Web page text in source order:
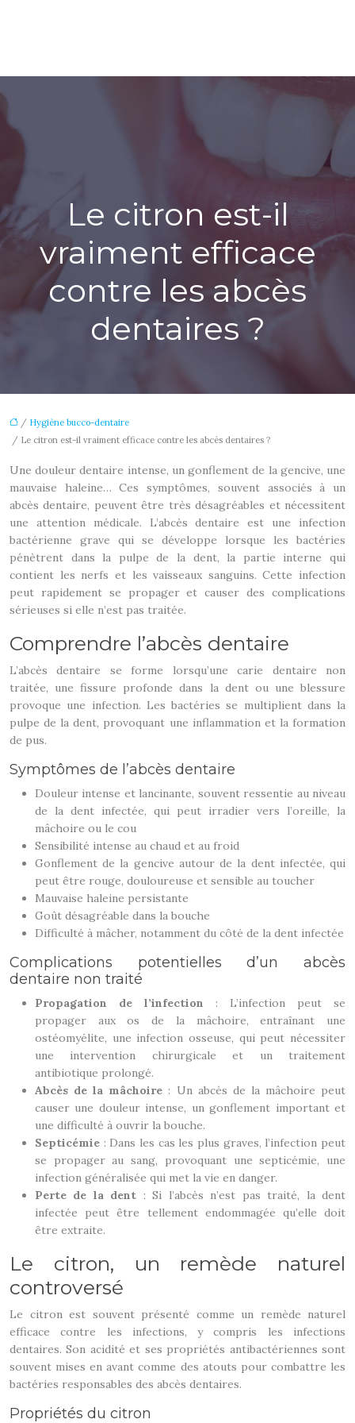
Le citron est-il
vraiment efficace
contre les abcès
dentaires ?
/ Hygiène bucco-dentaire
/ Le citron est-il vraiment efficace contre les abcès dentaires ?
Une douleur dentaire intense, un gonflement de la gencive, une
mauvaise haleine… Ces symptômes, souvent associés à un
abcès dentaire, peuvent être très désagréables et nécessitent
une attention médicale. L’abcès dentaire est une infection
bactérienne grave qui se développe lorsque les bactéries
pénètrent dans la pulpe de la dent, la partie interne qui
contient les nerfs et les vaisseaux sanguins. Cette infection
peut rapidement se propager et causer des complications
sérieuses si elle n’est pas traitée.
Comprendre l’abcès dentaire
L’abcès dentaire se forme lorsqu’une carie dentaire non
traitée, une fissure profonde dans la dent ou une blessure
provoque une infection. Les bactéries se multiplient dans la
pulpe de la dent, provoquant une inflammation et la formation
de pus.
Symptômes de l’abcès dentaire
Douleur intense et lancinante, souvent ressentie au niveau
de la dent infectée, qui peut irradier vers l’oreille, la
mâchoire ou le cou
Sensibilité intense au chaud et au froid
Gonflement de la gencive autour de la dent infectée, qui
peut être rouge, douloureuse et sensible au toucher
Mauvaise haleine persistante
Goût désagréable dans la bouche
Difficulté à mâcher, notamment du côté de la dent infectée
Complications potentielles d’un abcès
dentaire non traité
Propagation de l’infection : L’infection peut se
propager aux os de la mâchoire, entraînant une
ostéomyélite, une infection osseuse, qui peut nécessiter
une intervention chirurgicale et un traitement
antibiotique prolongé.
Abcès de la mâchoire : Un abcès de la mâchoire peut
causer une douleur intense, un gonflement important et
une difficulté à ouvrir la bouche.
Septicémie : Dans les cas les plus graves, l’infection peut
se propager au sang, provoquant une septicémie, une
infection généralisée qui met la vie en danger.
Perte de la dent : Si l’abcès n’est pas traité, la dent
infectée peut être tellement endommagée qu’elle doit
être extraite.
Le citron, un remède naturel
controversé
Le citron est souvent présenté comme un remède naturel
efficace contre les infections, y compris les infections
dentaires. Son acidité et ses propriétés antibactériennes sont
souvent mises en avant comme des atouts pour combattre les
bactéries responsables des abcès dentaires.
Propriétés du citron